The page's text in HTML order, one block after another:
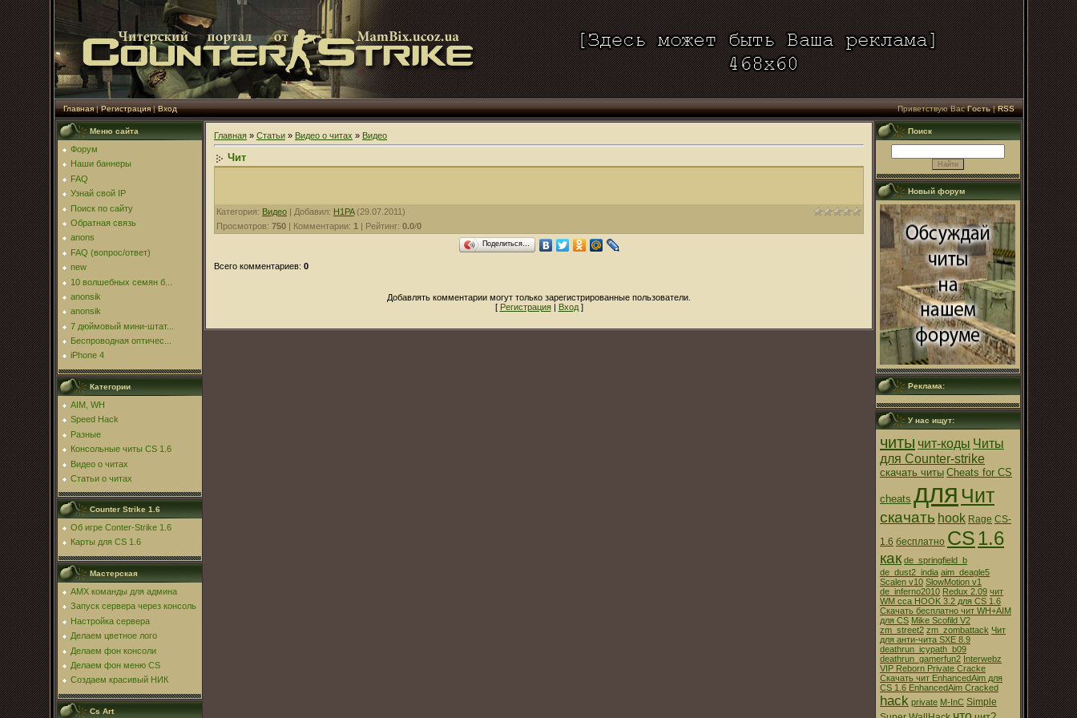
Главная|Регистрация|Вход Приветствую Вас Гость|RSS
Меню сайта
Форум
Наши баннеры
FAQ
Узнай свой IP
Поиск по сайту
Обратная связь
anons
FAQ (вопрос/ответ)
new
10 волшебных семян б...
anonsik
anonsik
7 дюймовый мини-штат...
Беспроводная оптичес...
iPhone 4
Категории
AIM, WH
Speed Hack
Разные
Консольные читы CS 1.6
Видео о читах
Статьи о читах
Counter Strike 1.6
Об игре Conter-Strike 1.6
Карты для CS 1.6
Мастерская
AMX команды для админа
Запуск сервера через консоль
Настройка сервера
Делаем цветное лого
Делаем фон консоли
Делаем фон меню CS
Создаем красивый НИК
Cs Art
Главная » Статьи » Видео о читах » Видео
Чит
Категория: Видео | Добавил: H1PA(29.07.2011)
Просмотров: 750 | Комментарии: 1 | Рейтинг: 0.0/0
Поделиться…
Всего комментариев: 0
Добавлять комментарии могут только зарегистрированные пользователи.
[ Регистрация| Вход]
Поиск
Новый форум
Реклама:
У нас ищут:
читы чит-коды Читы
для Counter-strike
скачать читы Cheats for CS
cheats для Чит
скачать hook Rage CS-
1.6 бесплатно CS 1.6
как de_springfield_b
de_dust2_india aim_deagle5
Scalen v10 SlowMotion v1
de_inferno2010 Redux 2.09 чит
WM cca HOOK 3.2 для CS 1.6
Скачать бесплатно чит WH+AIM
для CS Mike Scofild V2
zm_street2 zm_zombattack Чит
для анти-чита SXE 8.9
deathrun_icypath_b09
deathrun_gamerfun2 Interwebz
VIP Reborn Private Cracke
Скачать чит EnhancedAim для
CS 1.6 EnhancedAim Cracked
hack private M-InC Simple